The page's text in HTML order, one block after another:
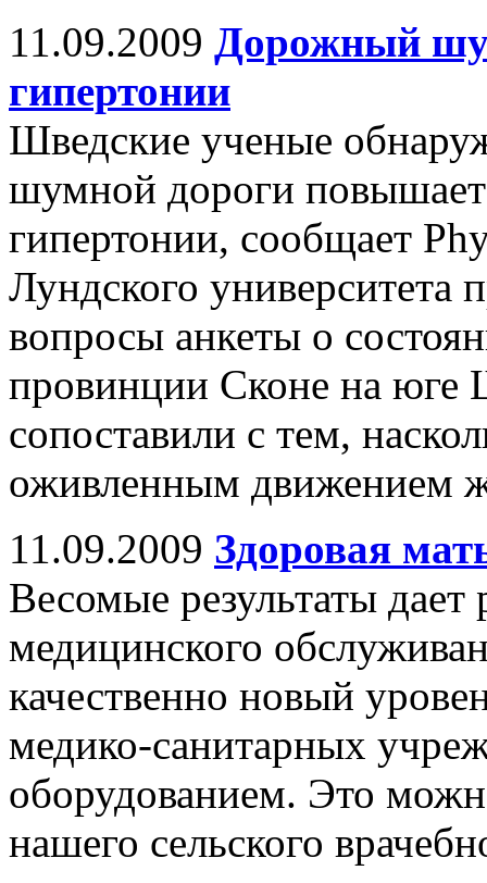
11.09.2009 Дорожный
гипертонии
Шведские ученые
шумной дороги повышает
гипертонии, сообщает
Лундского университета
вопросы анкеты о
провинции Сконе на
сопоставили с тем,
оживленным движением
11.09.2009 Здоровая
Весомые результаты
медицинского
качественно новый
медико-санитарных
оборудованием. Это
нашего сельского